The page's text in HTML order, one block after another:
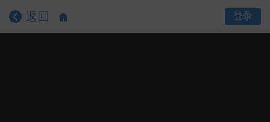
返回 登录